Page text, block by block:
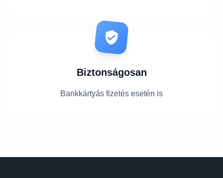
Biztonságosan
Bankkártyás fizetés esetén is